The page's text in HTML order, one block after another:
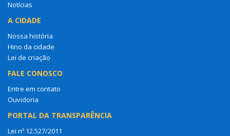
Notícias
A CIDADE
Nossa história
Hino da cidade
Lei de criação
FALE CONOSCO
Entre em contato
Ouvidoria
PORTAL DA TRANSPARÊNCIA
Lei nº 12.527/2011